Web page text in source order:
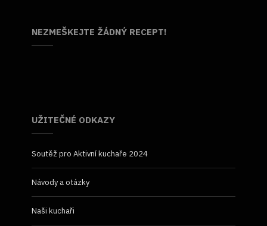
NEZMEŠKEJTE ŽÁDNÝ RECEPT!
UŽITEČNÉ ODKAZY
Soutěž pro Aktivní kuchaře 2024
Návody a otázky
Naši kuchaři